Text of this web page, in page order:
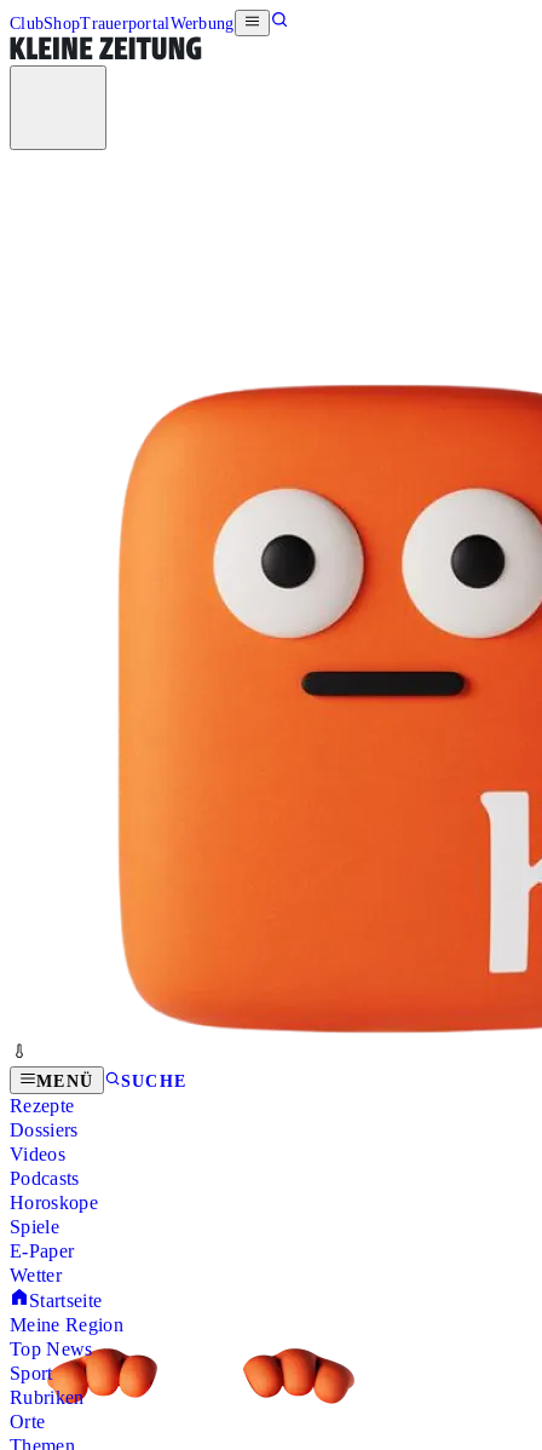
ClubShopTrauerportalWerbung
MENÜ SUCHE
Rezepte
Dossiers
Videos
Podcasts
Horoskope
Spiele
E-Paper
Wetter
Startseite
Meine Region
Top News
Sport
Rubriken
Orte